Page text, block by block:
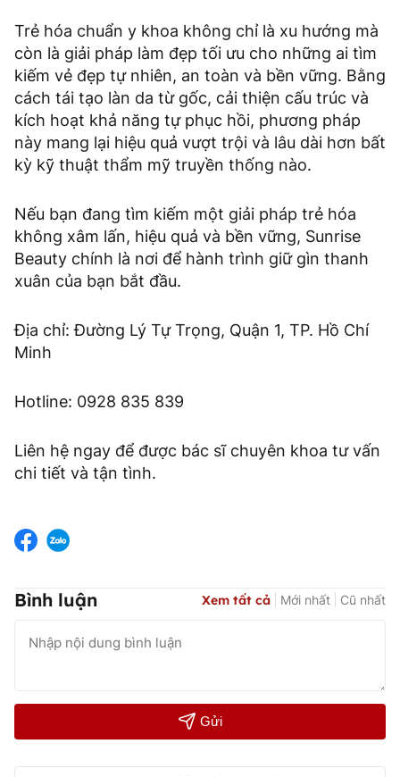
Trẻ hóa chuẩn y khoa không chỉ là xu hướng mà
còn là giải pháp làm đẹp tối ưu cho những ai tìm
kiếm vẻ đẹp tự nhiên, an toàn và bền vững. Bằng
cách tái tạo làn da từ gốc, cải thiện cấu trúc và
kích hoạt khả năng tự phục hồi, phương pháp
này mang lại hiệu quả vượt trội và lâu dài hơn bất
kỳ kỹ thuật thẩm mỹ truyền thống nào.
Nếu bạn đang tìm kiếm một giải pháp trẻ hóa
không xâm lấn, hiệu quả và bền vững, Sunrise
Beauty chính là nơi để hành trình giữ gìn thanh
xuân của bạn bắt đầu.
Địa chỉ: Đường Lý Tự Trọng, Quận 1, TP. Hồ Chí
Minh
Hotline: 0928 835 839
Liên hệ ngay để được bác sĩ chuyên khoa tư vấn
chi tiết và tận tình.
Bình luận Xem tất cả Mới nhất Cũ nhất
Gửi